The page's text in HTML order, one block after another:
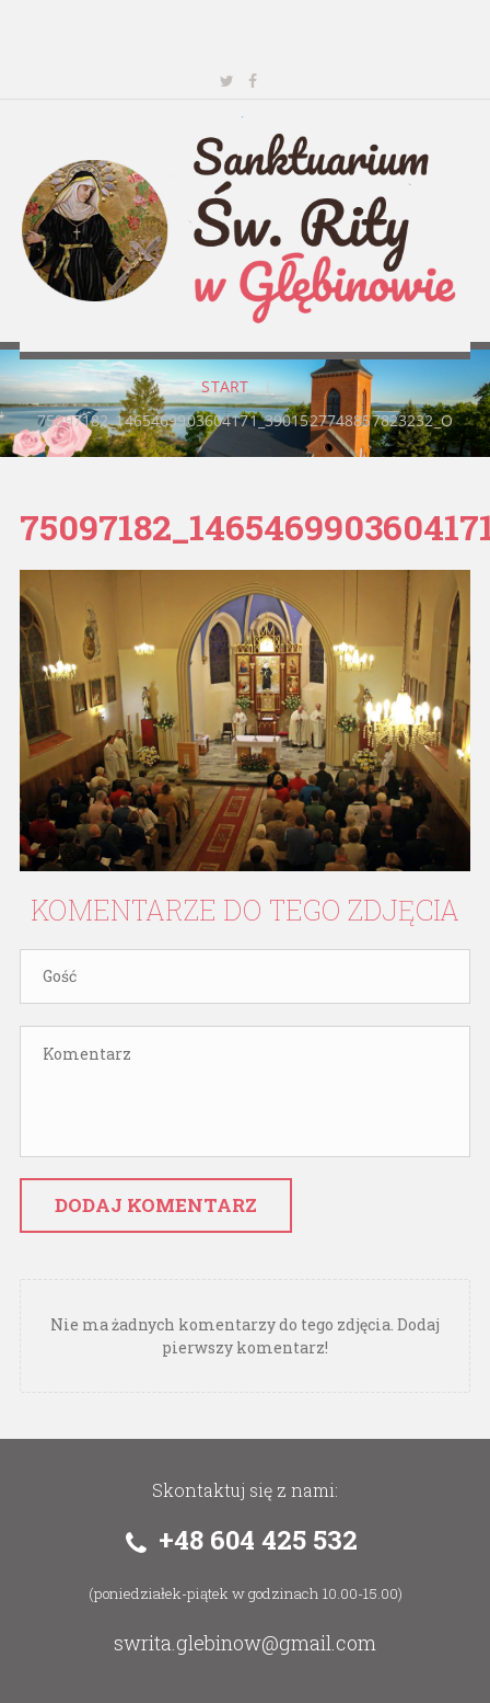
START |
75097182_1465469903604171_3901527748857823232_O
KOMENTARZE DO TEGO ZDJĘCIA
DODAJ KOMENTARZ
Nie ma żadnych komentarzy do tego zdjęcia. Dodaj
pierwszy komentarz!
Skontaktuj się z nami:
+48 604 425 532
(poniedziałek-piątek w godzinach 10.00-15.00)
swrita.glebinow@gmail.com